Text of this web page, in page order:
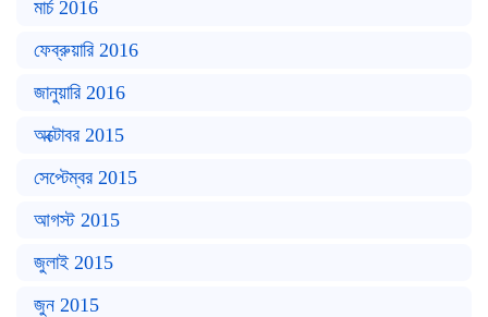
মার্চ 2016
ফেব্রুয়ারি 2016
জানুয়ারি 2016
অক্টোবর 2015
সেপ্টেম্বর 2015
আগস্ট 2015
জুলাই 2015
জুন 2015